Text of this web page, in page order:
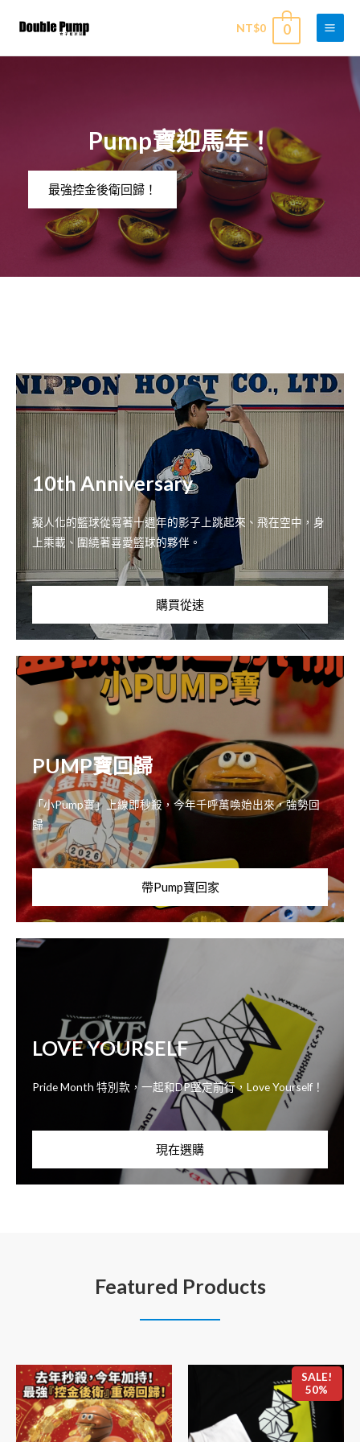
NT$0 0
Pump寶迎馬年！
最強控金後衛回歸！
10th Anniversary
擬人化的籃球從寫著十週年的影子上跳起來、飛在空中，身
上乘載、圍繞著喜愛籃球的夥伴。
購買從速
PUMP寶回歸
「小Pump寶」上線即秒殺，今年千呼萬喚始出來，強勢回
歸
帶Pump寶回家
LOVE YOURSELF
Pride Month 特別款，一起和DP堅定前行，Love Yourself！
現在選購
Featured Products
SALE!
50%